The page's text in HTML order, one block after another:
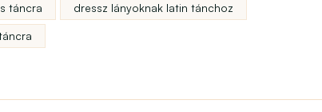
táncra dressz lányoknak latin tánchoz